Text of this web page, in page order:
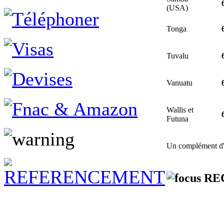
(USA)
Tonga
Tuvalu
Vanuatu
Wallis et
Futuna
Un complément